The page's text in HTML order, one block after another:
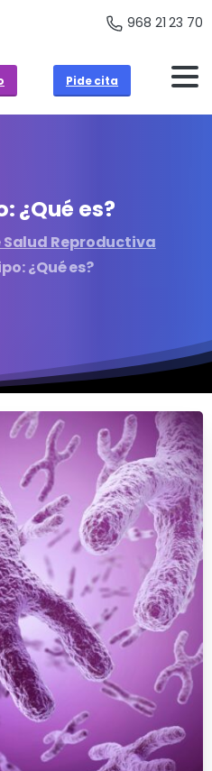
968 21 23 70
Pide cita
¿Qué es?
Salud Reproductiva
¿Qué es?